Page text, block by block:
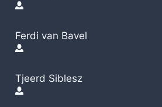
Ferdi van Bavel
Tjeerd Siblesz